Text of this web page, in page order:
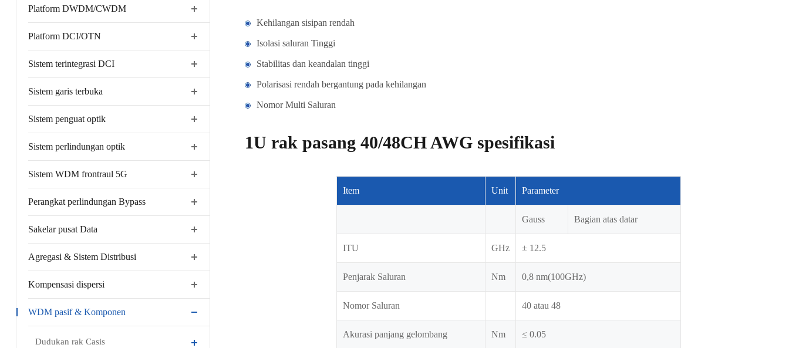
Platform DWDM/CWDM
Platform DCI/OTN
Sistem terintegrasi DCI
Sistem garis terbuka
Sistem penguat optik
Sistem perlindungan optik
Sistem WDM frontraul 5G
Perangkat perlindungan Bypass
Sakelar pusat Data
Agregasi & Sistem Distribusi
Kompensasi dispersi
WDM pasif & Komponen
Dudukan rak Casis
Kehilangan sisipan rendah
Isolasi saluran Tinggi
Stabilitas dan keandalan tinggi
Polarisasi rendah bergantung pada kehilangan
Nomor Multi Saluran
1U rak pasang 40/48CH AWG spesifikasi
Item Unit Parameter
Gauss Bagian atas datar
ITU GHz ± 12.5
Penjarak Saluran Nm 0,8 nm(100GHz)
Nomor Saluran 40 atau 48
Akurasi panjang gelombang Nm ≤ 0.05